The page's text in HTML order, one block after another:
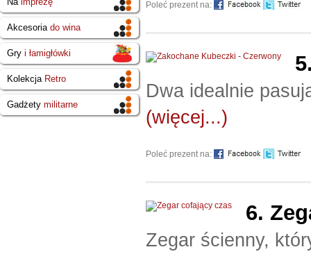
Akcesoriado wina
Gry i łamigłówki
KolekcjaRetro
Gadżety militarne
Poleć prezent na:
Dwa idealnie
(więcej...)
Poleć prezent na:
6.
Zegar ścienny,